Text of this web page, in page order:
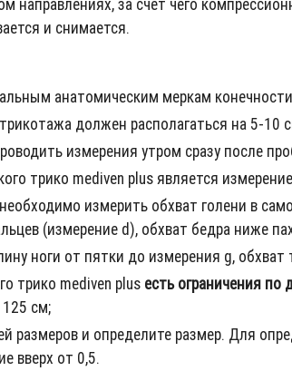
и снимается.
анатомическим меркам
должен располагаться на 5-
измерения утром сразу после
трико mediven plus является
измерить обхват голени в
(измерение d), обхват бедра ниже
ноги от пятки до измерения g,
трико mediven plus есть ограничения
см;
размеров и определите размер. Для
вверх от 0,5.